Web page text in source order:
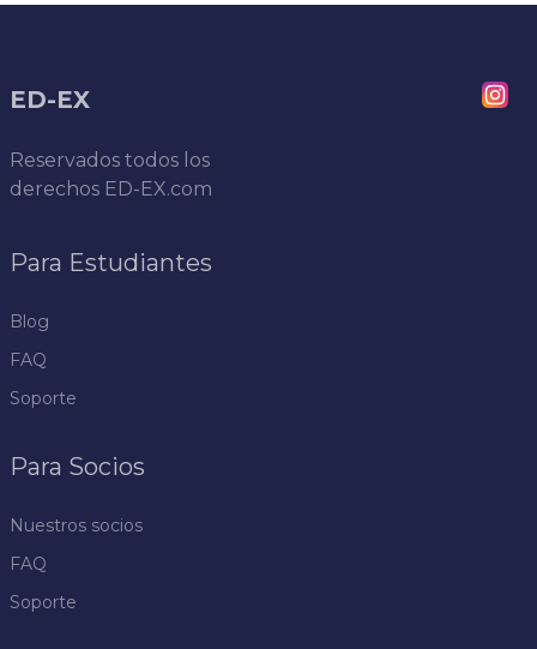
ED-EX
Reservados todos los
derechos ED-EX.com
Para Estudiantes
Blog
FAQ
Soporte
Para Socios
Nuestros socios
FAQ
Soporte